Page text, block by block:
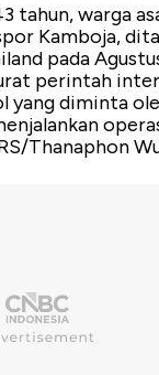
tahun, warga
Kamboja,
pada
perintah
diminta
Thanaphon